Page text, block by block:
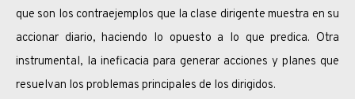
que son los contraejemplos que la clase dirigente muestra en su
accionar diario, haciendo lo opuesto a lo que predica. Otra
instrumental, la ineficacia para generar acciones y planes que
resuelvan los problemas principales de los dirigidos.